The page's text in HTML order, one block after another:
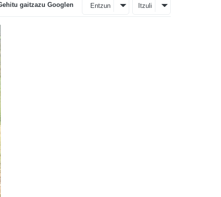
gaitzazu Googlen Entzun Itzuli